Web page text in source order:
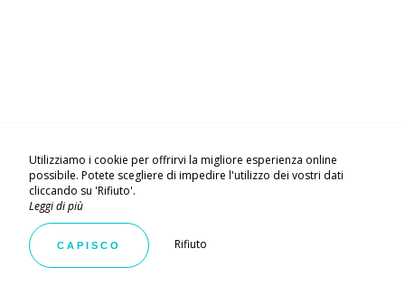
Utilizziamo i cookie per offrirvi la migliore esperienza online
possibile. Potete scegliere di impedire l'utilizzo dei vostri dati
cliccando su 'Rifiuto'.
Leggi di più
CAPISCO Rifiuto
Utilizziamo i cookie per offrirvi la migliore esperienza online
possibile. Potete scegliere di impedire l'utilizzo dei vostri dati
cliccando su 'Rifiuto'.
Leggi di più
CAPISCO Rifiuto